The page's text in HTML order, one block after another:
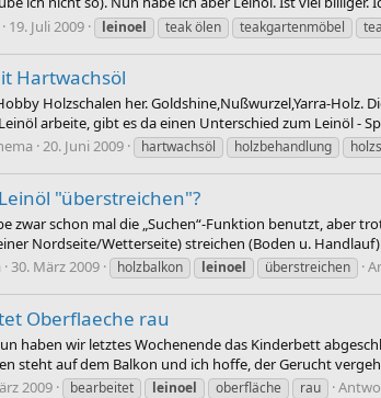
19. Juli 2009 leinoel teak ölen teakgartenmöbel
Hartwachsöl
Holzschalen her. Goldshine,Nußwurzel,Yarra-
arbeite, gibt es da einen Unterschied zum Leinöl -
20. Juni 2009 hartwachsöl holzbehandlung
"überstreichen"?
zwar schon mal die „Suchen“-Funktion benutzt, aber
Nordseite/Wetterseite) streichen (Boden u.
30. März 2009 holzbalkon leinoel überstreichen
Oberflaeche rau
haben wir letztes Wochenende das Kinderbett
steht auf dem Balkon und ich hoffe, der Gerucht
2009 bearbeitet leinoel oberfläche rau